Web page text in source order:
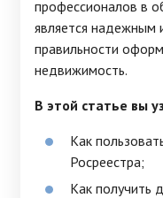
профессионалов в
является надежным
правильности
недвижимость.
В этой статье вы
Как
Росреестра;
Как получить